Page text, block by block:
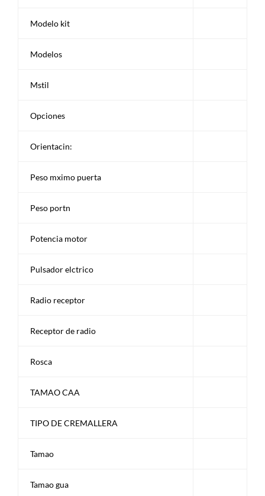
Modelo kit
Modelos
Mstil
Opciones
Orientacin:
Peso mximo puerta
Peso portn
Potencia motor
Pulsador elctrico
Radio receptor
Receptor de radio
Rosca
TAMAO CAA
TIPO DE CREMALLERA
Tamao
Tamao gua